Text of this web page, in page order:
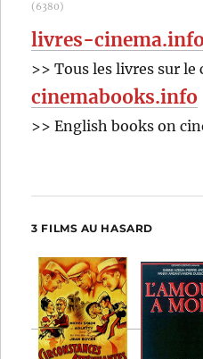
(6380)
livres-cinema.info
>> Tous les livres sur le
cinemabooks.info
>> English books on
3 FILMS AU HASARD